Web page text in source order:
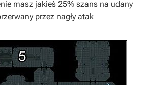
masz jakieś 25% szans na udany
przez nagły atak